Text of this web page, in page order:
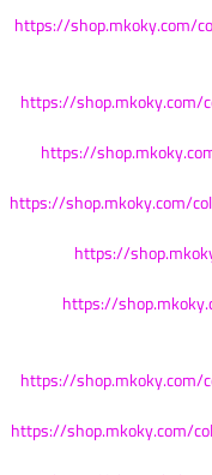
https://shop.mkoky.com/
https://shop.mkoky.com/
https://
https://shop.mkoky.com/
https://
https://
https://
https://shop.mkoky.com/